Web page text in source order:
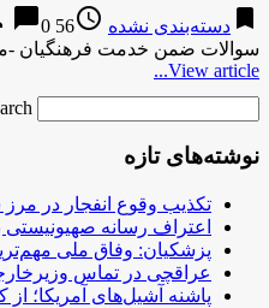
bookmark دسته‌بندی نشده access_time
56 years ago
chat_bubble0
سوالات ضمن خدمت فرهنگیان -
View article...
…
نوشته‌های تازه
تکذیب وقوع انفجار در
اعتراف رسانه صهیونیستی
پزشکیان: وفاق ملی
عراقچی در تماس
پاشنه آشیل‌های آمریکا؛ از